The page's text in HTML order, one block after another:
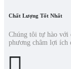
Chất Lượng Tốt Nhất
Chúng tôi tự hào với
phương châm lợi ích